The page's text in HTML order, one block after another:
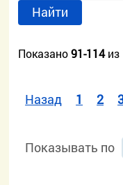
Найти
Показано91-114из
Назад 1 2
Показывать по